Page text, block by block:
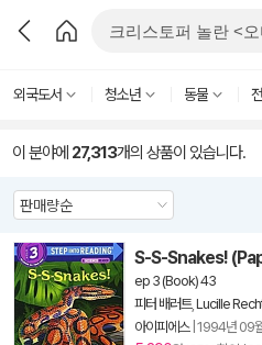
외국도서 청소년 동물
이 분야에 27,313개의 상품이 있습니다.
S-S-Snakes!
ep 3 (Book) 43
피터 배러트, Lucille
아이피에스| 1994년 09